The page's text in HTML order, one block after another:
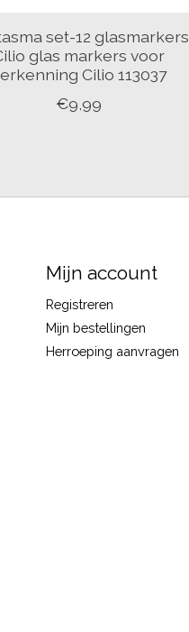
set-12 glasmarkers
glas markers voor
Cilio 113037
€9,99
Mijn account
Registreren
Mijn bestellingen
Herroeping aanvragen